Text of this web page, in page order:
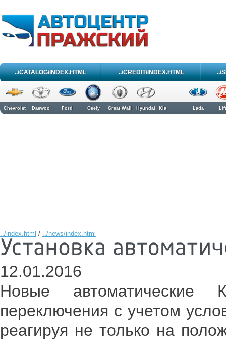
../CATALOG/INDEX.HTML ../CREDIT/INDEX.HTML ../
Chevrolet Daewoo Ford Geely Great Wall Hyundai Kia Lada
../index.html / ../news/index.html
12.01.2016
Новые автоматические
переключения с учетом
реагируя не только на